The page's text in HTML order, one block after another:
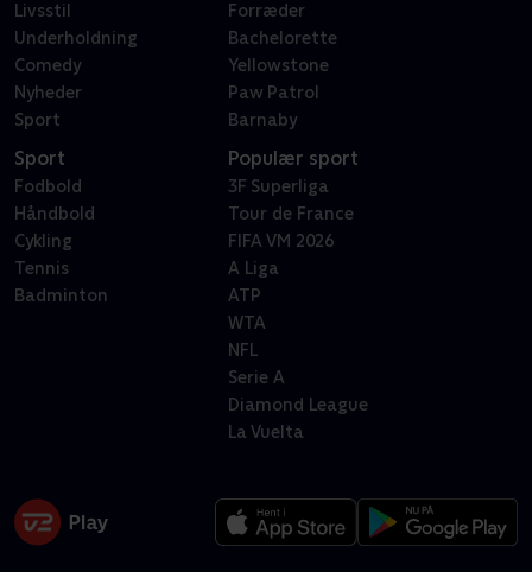
Livsstil
Underholdning
Comedy
Nyheder
Sport
Forræder
Bachelorette
Yellowstone
Paw Patrol
Barnaby
Sport
Fodbold
Håndbold
Cykling
Tennis
Badminton
Populær sport
3F Superliga
Tour de France
FIFA VM 2026
A Liga
ATP
WTA
NFL
Serie A
Diamond League
La Vuelta